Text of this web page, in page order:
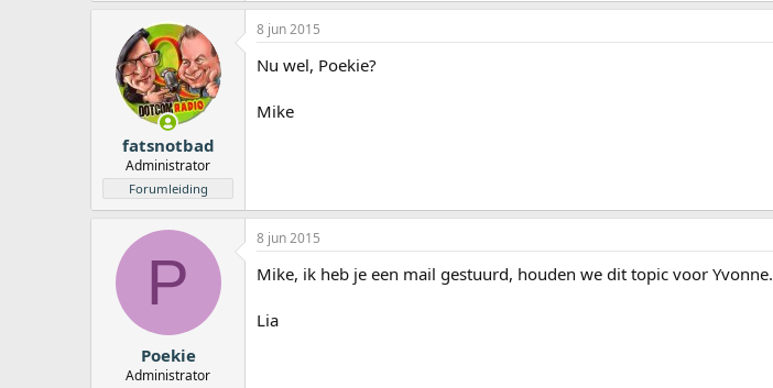
fatsnotbad
Administrator
Forumleiding
8 jun 2015
Nu wel, Poekie?
Mike
P
Poekie
Administrator
8 jun 2015
Mike, ik heb je een mail gestuurd, houden we dit topic voor Yvonne.
Lia